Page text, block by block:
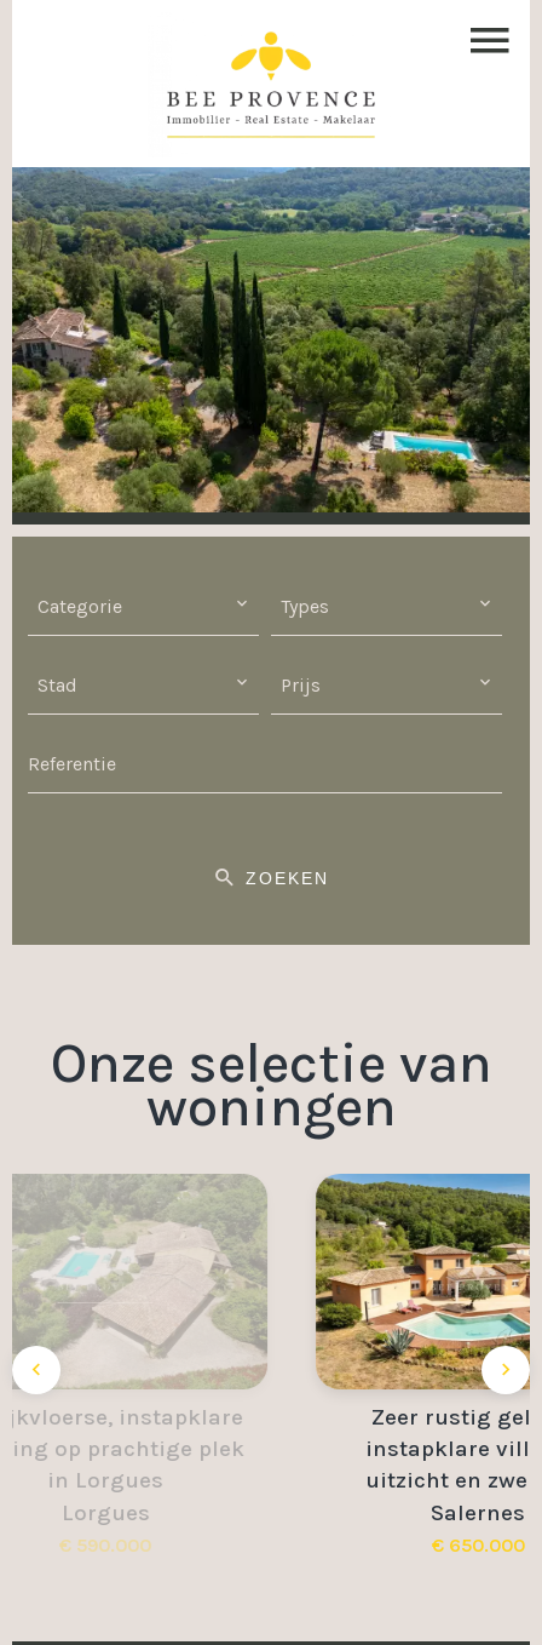
Categorie Types
Stad Prijs
ZOEKEN
Onze selectie van
woningen
plek
Zeer rustig gelegen
instapklare villa met
uitzicht en zwembad